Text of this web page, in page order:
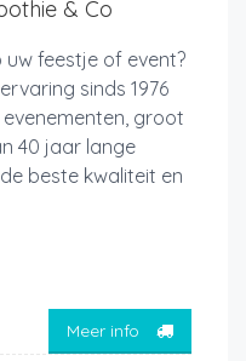
& Co
feestje of event?
sinds 1976
groot
40 jaar lange
beste kwaliteit en
Meer info